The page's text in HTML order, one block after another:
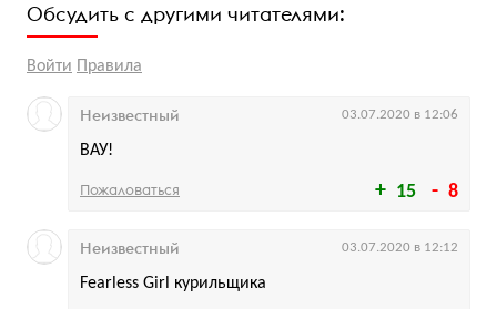
Обсудить с другими читателями:
Войти Правила
15 8
ВАУ!
Неизвестный 03.07.2020 в 12:06
Пожаловаться
Fearless Girl курильщика
Неизвестный 03.07.2020 в 12:12